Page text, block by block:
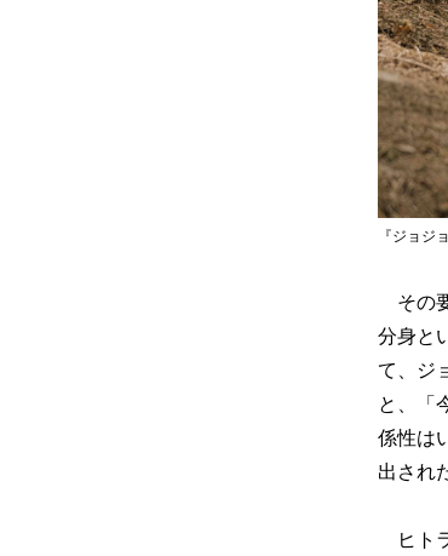
『ジョ
その
分身と
て、ジ
と、「
係性は
出され
ヒト